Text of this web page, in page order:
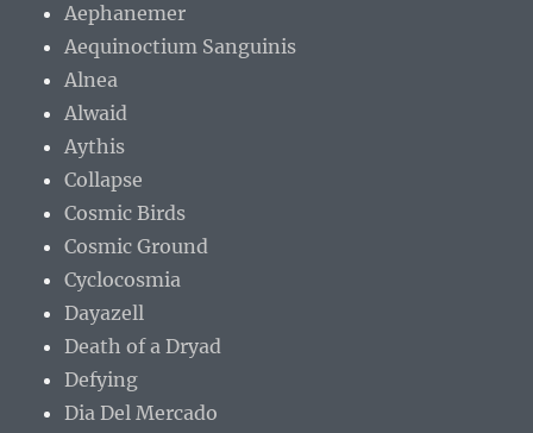
Aephanemer
Aequinoctium Sanguinis
Alnea
Alwaid
Aythis
Collapse
Cosmic Birds
Cosmic Ground
Cyclocosmia
Dayazell
Death of a Dryad
Defying
Dia Del Mercado